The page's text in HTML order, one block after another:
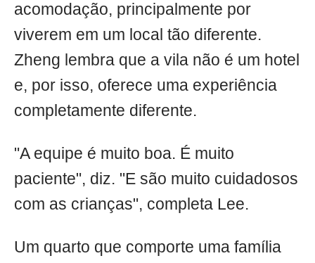
acomodação, principalmente por
viverem em um local tão diferente.
Zheng lembra que a vila não é um hotel
e, por isso, oferece uma experiência
completamente diferente.
"A equipe é muito boa. É muito
paciente", diz. "E são muito cuidadosos
com as crianças", completa Lee.
Um quarto que comporte uma família